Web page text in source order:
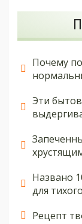
Почему
Эти
Названо
для
Рецепт